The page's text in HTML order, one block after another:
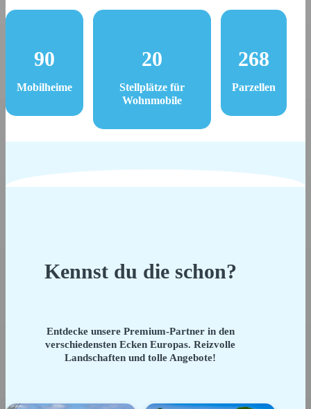
90
Mobilheime
20
Stellplätze für
Wohnmobile
268
Parzellen
Kennst du die schon?
Entdecke unsere Premium-Partner in den
verschiedensten Ecken Europas. Reizvolle
Landschaften und tolle Angebote!